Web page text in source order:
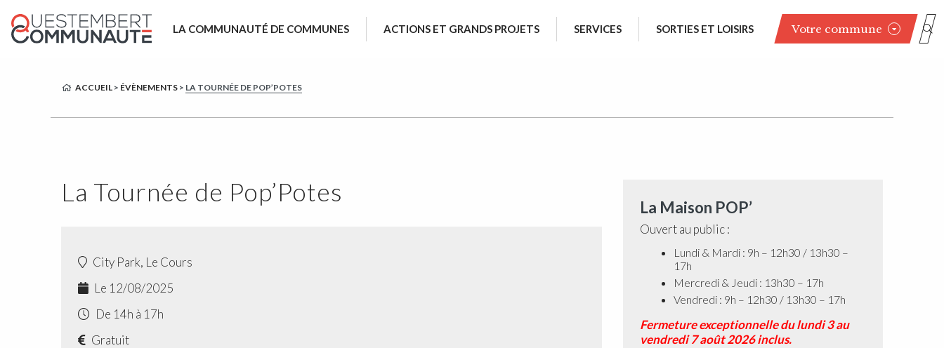
LA COMMUNAUTÉ DE COMMUNES ACTIONS ET GRANDS PROJETS SERVICES SORTIES ET LOISIRS Votre commune
ACCUEIL > ÉVÈNEMENTS > LA TOURNÉE DE POP’POTES
La Tournée de Pop’Potes
City Park, Le Cours
Le 12/08/2025
De 14h à 17h
Gratuit
La Maison POP’
Ouvert au public :
Lundi & Mardi : 9h – 12h30 / 13h30 –
17h
Mercredi & Jeudi : 13h30 – 17h
Vendredi : 9h – 12h30 / 13h30 – 17h
Fermeture exceptionnelle du lundi 3 au
vendredi 7 août 2026 inclus.